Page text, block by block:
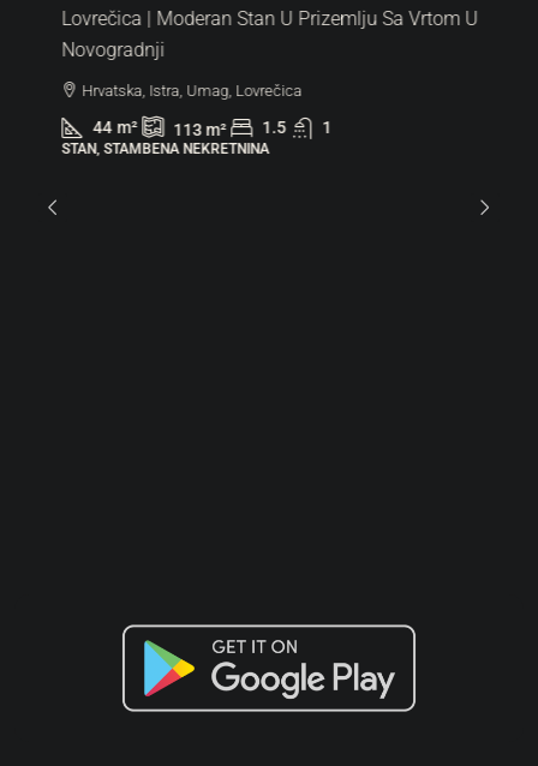
Lovrečica | Moderan Stan U Prizemlju Sa Vrtom U
Novogradnji
Hrvatska, Istra, Umag, Lovrečica
44 m² 113m² 1.5 1
STAN, STAMBENA NEKRETNINA